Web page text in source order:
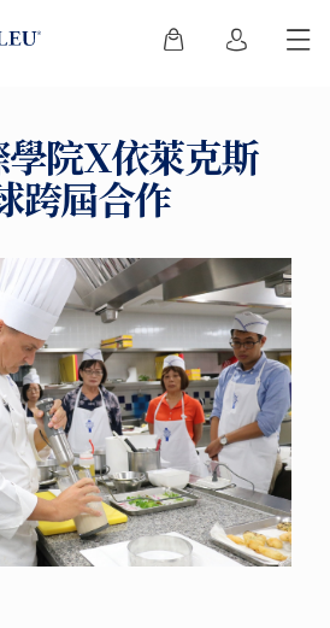
院X依萊克斯
跨屆合作